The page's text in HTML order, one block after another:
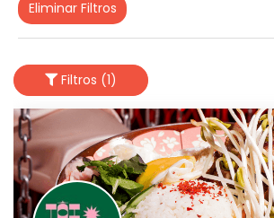
Eliminar Filtros
Filtros (1)